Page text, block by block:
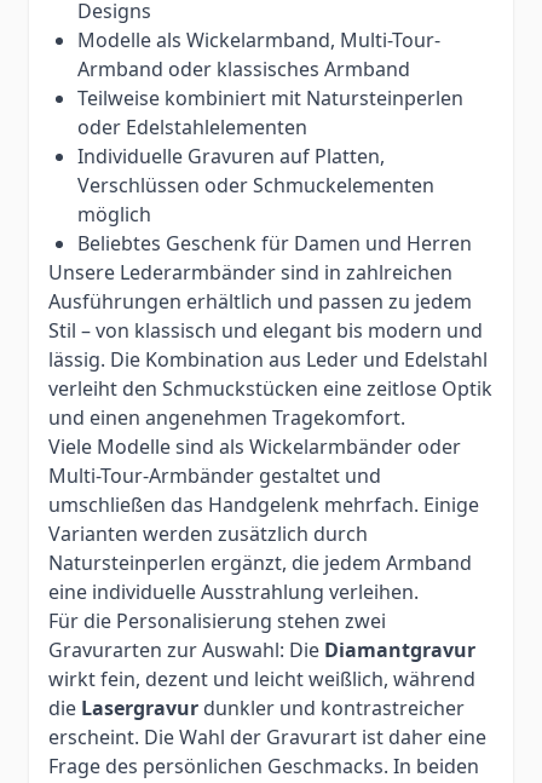
Designs
Modelle als Wickelarmband, Multi-Tour-
Armband oder klassisches Armband
Teilweise kombiniert mit Natursteinperlen
oder Edelstahlelementen
Individuelle Gravuren auf Platten,
Verschlüssen oder Schmuckelementen
möglich
Beliebtes Geschenk für Damen und Herren
Unsere Lederarmbänder sind in zahlreichen
Ausführungen erhältlich und passen zu jedem
Stil – von klassisch und elegant bis modern und
lässig. Die Kombination aus Leder und Edelstahl
verleiht den Schmuckstücken eine zeitlose Optik
und einen angenehmen Tragekomfort.
Viele Modelle sind als Wickelarmbänder oder
Multi-Tour-Armbänder gestaltet und
umschließen das Handgelenk mehrfach. Einige
Varianten werden zusätzlich durch
Natursteinperlen ergänzt, die jedem Armband
eine individuelle Ausstrahlung verleihen.
Für die Personalisierung stehen zwei
Gravurarten zur Auswahl: Die Diamantgravur
wirkt fein, dezent und leicht weißlich, während
die Lasergravur dunkler und kontrastreicher
erscheint. Die Wahl der Gravurart ist daher eine
Frage des persönlichen Geschmacks. In beiden